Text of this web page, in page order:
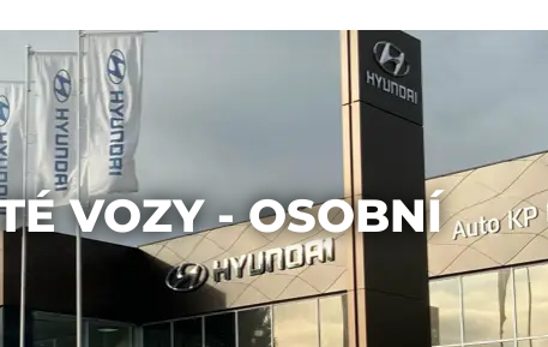
VOZY - OSOBNÍ